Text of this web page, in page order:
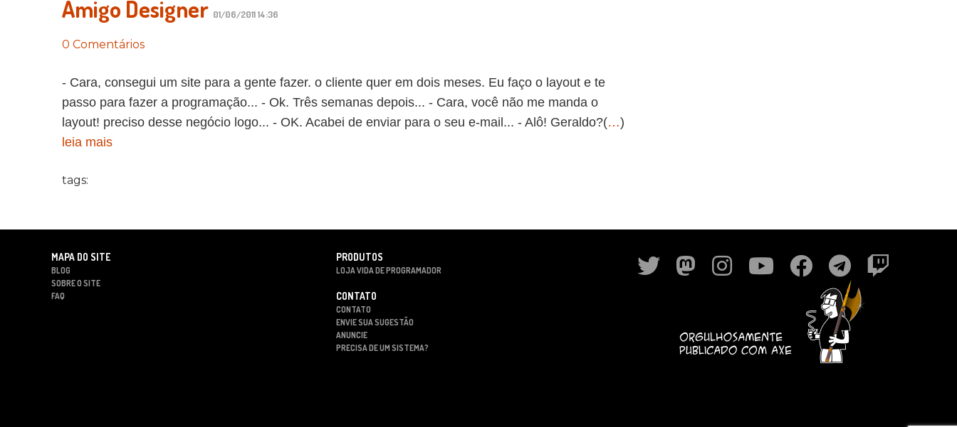
Amigo Designer 01/06/2011 14:36
0 Comentários
- Cara, consegui um site para a gente fazer. o cliente quer em dois meses. Eu faço o layout e te
passo para fazer a programação... - Ok. Três semanas depois... - Cara, você não me manda o
layout! preciso desse negócio logo... - OK. Acabei de enviar para o seu e-mail... - Alô! Geraldo?(…)
leia mais
tags:
MAPA DO SITE
BLOG
SOBRE O SITE
FAQ
PRODUTOS
LOJA VIDA DE PROGRAMADOR
CONTATO
CONTATO
ENVIE SUA SUGESTÃO
ANUNCIE
PRECISA DE UM SISTEMA?